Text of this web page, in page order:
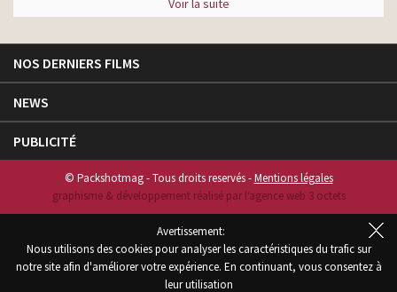
Voir la suite
NOS DERNIERS FILMS
NEWS
PUBLICITÉ
© Packshotmag - Tous droits reservés -Mentions légales
graphisme & développement réalisé par l‘agence web 3 octets
Avertissement:
Nous utilisons des cookies pour analyser les caractéristiques du trafic sur
notre site afin d'améliorer votre expérience. En continuant, vous consentez à
leur utilisation